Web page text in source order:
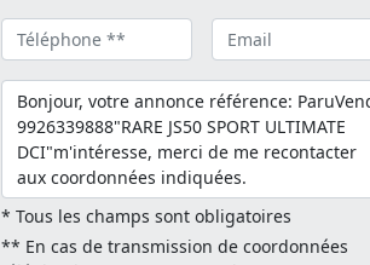
* Tous les champs sont obligatoires
** En cas de transmission de coordonnées